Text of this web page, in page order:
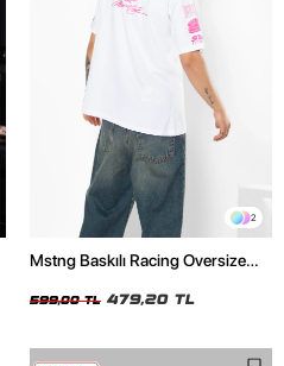
2
Mstng Baskılı Racing Oversize
599,00 TL 479,20 TL